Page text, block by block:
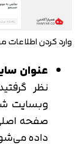
وارد کردن اطلاعات
عنوان
وبسایت
صفحه
داده